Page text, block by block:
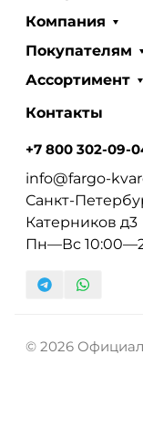
Компания
Покупателям
Ассортимент
Контакты
+7 800 302-09-
info@fargo-
Санкт-
Катерников д3
Пн—Вс
© 2026